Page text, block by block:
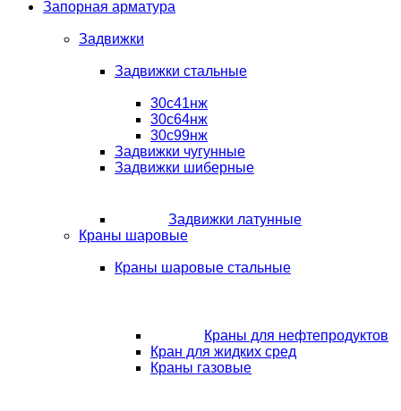
Запорная арматура
Задвижки
Задвижки стальные
30с41нж
30с64нж
30с99нж
Задвижки чугунные
Задвижки шиберные
Задвижки латунные
Краны шаровые
Краны шаровые стальные
Краны для нефтепродуктов
Кран для жидких сред
Краны газовые